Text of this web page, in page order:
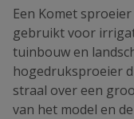
Een Komet
gebruikt voor
tuinbouw en
hogedruksproeier
straal over een
van het model en